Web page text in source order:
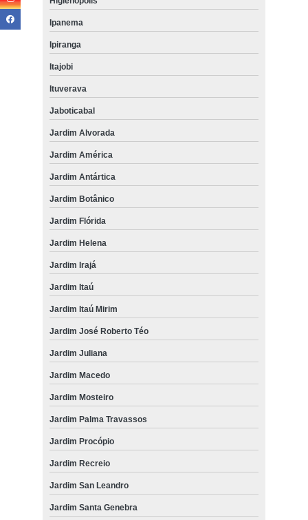
Ipanema
Ipiranga
Itajobi
Ituverava
Jaboticabal
Jardim Alvorada
Jardim América
Jardim Antártica
Jardim Botânico
Jardim Flórida
Jardim Helena
Jardim Irajá
Jardim Itaú
Jardim Itaú Mirim
Jardim José Roberto Téo
Jardim Juliana
Jardim Macedo
Jardim Mosteiro
Jardim Palma Travassos
Jardim Procópio
Jardim Recreio
Jardim San Leandro
Jardim Santa Genebra